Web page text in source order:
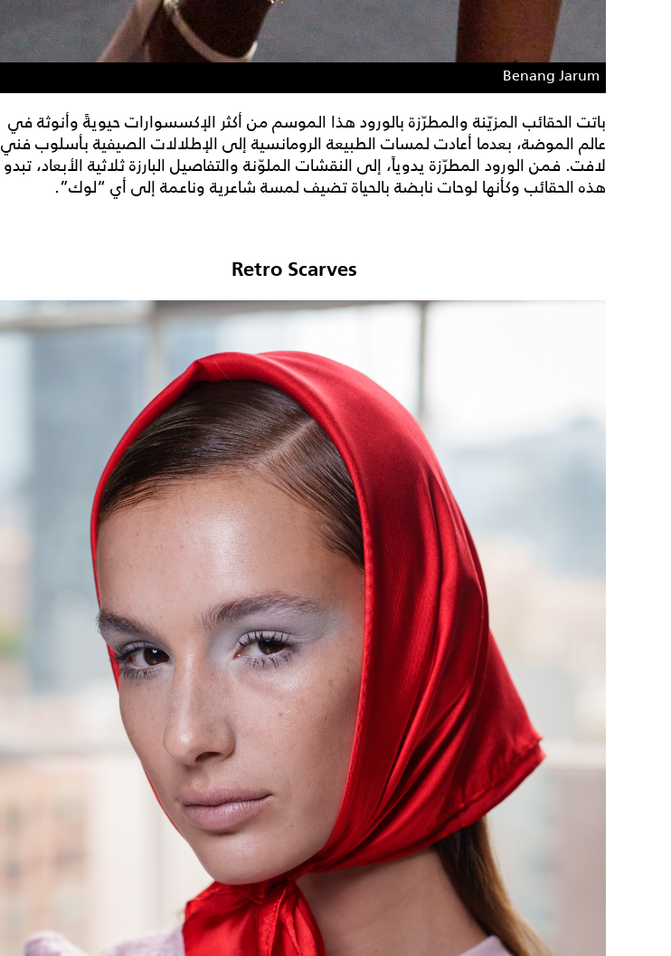
Benang Jarum
باتت الحقائب المزيّنة والمطرّزة بالورود هذا الموسم من أكثر الإكسسوارات حيويةً وأنوثة في
عالم الموضة، بعدما أعادت لمسات الطبيعة الرومانسية إلى الإطلالات الصيفية بأسلوب فني
لافت. فمن الورود المطرّزة يدوياً، إلى النقشات الملوّنة والتفاصيل البارزة ثلاثية الأبعاد، تبدو
هذه الحقائب وكأنها لوحات نابضة بالحياة تضيف لمسة شاعرية وناعمة إلى أي “لوك”.
Retro Scarves